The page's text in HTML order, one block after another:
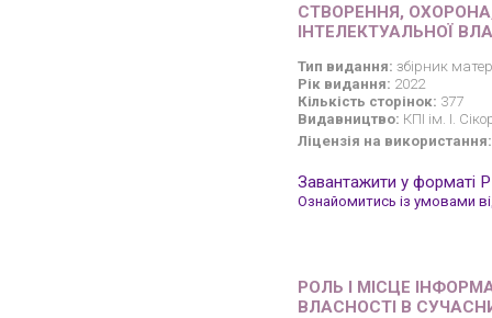
СТВОРЕННЯ,
ІНТЕЛЕКТУАЛЬНОЇ
Тип видання: збірник
Рік видання: 2022
Кількість сторінок: 377
Видавництво: КПІ ім. І.
Ліцензія на використання:
Завантажити у форматі
Ознайомитись із умовами
РОЛЬ І МІСЦЕ
ВЛАСНОСТІ В